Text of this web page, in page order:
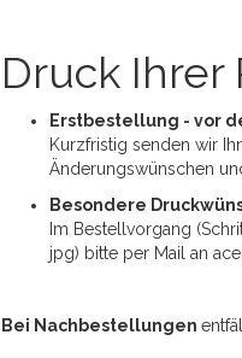
Druck Ihrer
Erstbestellung - vor
Kurzfristig senden wir
Änderungswünschen
Besondere
Im Bestellvorgang
jpg) bitte per Mail an
Bei Nachbestellungen